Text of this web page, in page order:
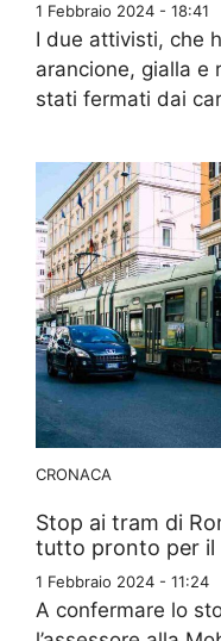
1 Febbraio 2024 - 18:41
I due attivisti, che
arancione, gialla e
stati fermati dai
CRONACA
Stop ai tram di
tutto pronto per il
1 Febbraio 2024 - 11:24
A confermare lo